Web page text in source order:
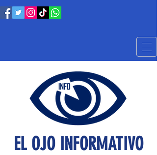
EL OJO INFORMATIVO